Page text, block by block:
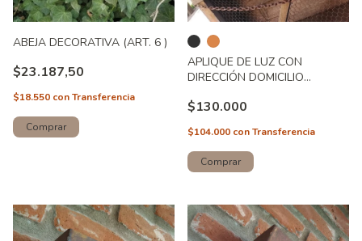
ABEJA DECORATIVA (ART. 6 )
$23.187,50
$18.550 conTransferencia
Comprar
APLIQUE DE LUZ CON
DIRECCIÓN DOMICILIO
$130.000
$104.000 conTransferencia
Comprar